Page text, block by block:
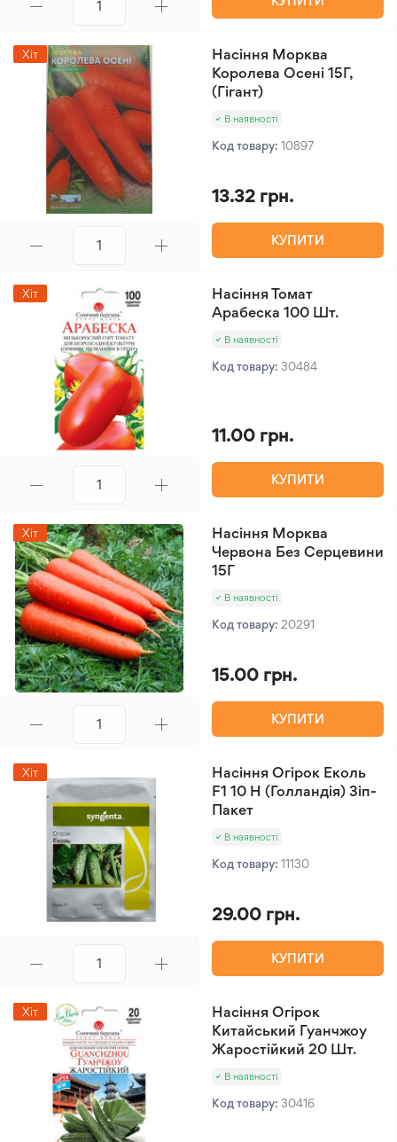
Хіт
Насіння Морква
Королева Осені 15Г,
(Гігант)
В наявності
Код товару: 10897
13.32 грн.
КУПИТИ
Хіт
Насіння Томат
Арабеска 100 Шт.
В наявності
Код товару: 30484
11.00 грн.
КУПИТИ
Хіт
Насіння Морква
Червона Без Серцевини
15Г
В наявності
Код товару: 20291
15.00 грн.
КУПИТИ
Хіт
Насіння Огірок Еколь
F1 10 Н (Голландія) Зіп-
Пакет
В наявності
Код товару: 11130
29.00 грн.
КУПИТИ
Хіт
Насіння Огірок
Китайський Гуанчжоу
Жаростійкий 20 Шт.
В наявності
Код товару: 30416